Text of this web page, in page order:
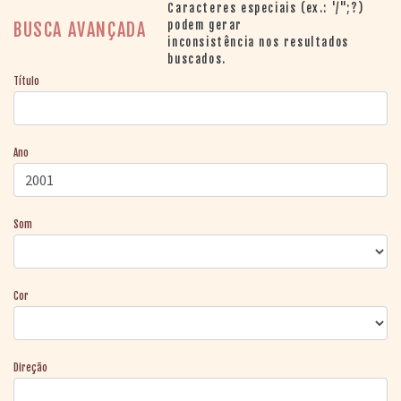
> ARQUIVO
> FILMOGRAFIAS DE
> DISCOGRAFIAS
LOCALIZAÇÃO
BUSCA AVANÇADA
Caracteres especiais (ex.: '/";?)
podem gerar
inconsistência nos resultados
buscados.
Título
Ano
Som
Cor
Direção